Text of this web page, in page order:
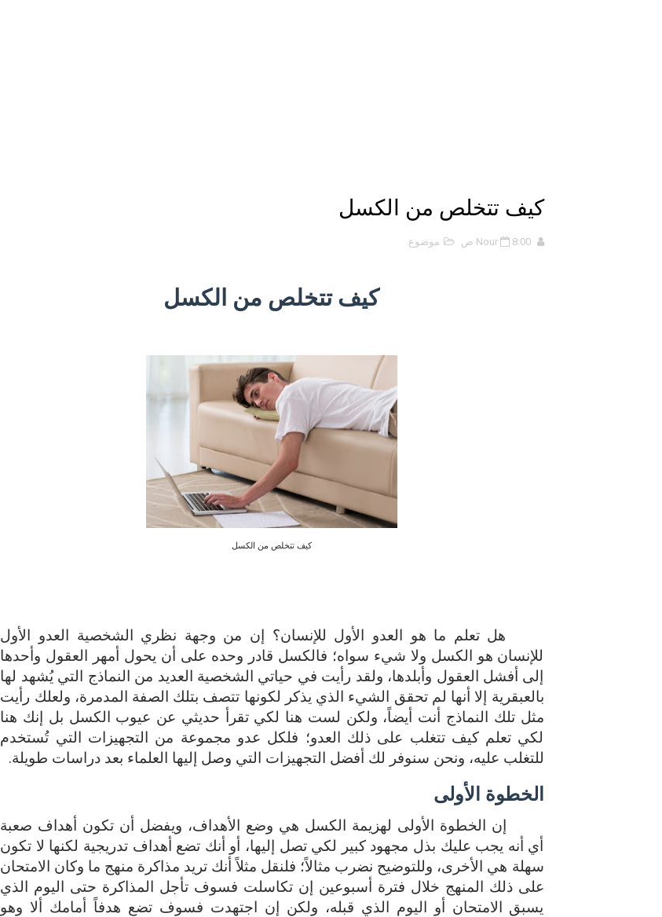
ملخص 5-4 مخلص لدرس الرابطة التساهمية - الروابط التساهمية
نبذة عن كتاب ( أربعون 40 ) - أحمد الشقيري
كيف تتخلص من الكسل
Nour 8:00 ص موضوع
كيف تتخلص من الكسل
كيف تتخلص من الكسل
هل تعلم ما هو العدو الأول للإنسان؟ إن من وجهة نظري الشخصية العدو الأول
للإنسان هو الكسل ولا شيء سواه؛ فالكسل قادر وحده على أن يحول أمهر العقول وأحدها
إلى أفشل العقول وأبلدها، ولقد رأيت في حياتي الشخصية العديد من النماذج التي يُشهد لها
بالعبقرية إلا أنها لم تحقق الشيء الذي يذكر لكونها تتصف بتلك الصفة المدمرة، ولعلك رأيت
مثل تلك النماذج أنت أيضاً، ولكن لست هنا لكي تقرأ حديثي عن عيوب الكسل بل إنك هنا
لكي تعلم كيف تتغلب على ذلك العدو؛ فلكل عدو مجموعة من التجهيزات التي تُستخدم
للتغلب عليه، ونحن سنوفر لك أفضل التجهيزات التي وصل إليها العلماء بعد دراسات طويلة.
الخطوة الأولى
إن الخطوة الأولى لهزيمة الكسل هي وضع الأهداف، ويفضل أن تكون أهداف صعبة
أي أنه يجب عليك بذل مجهود كبير لكي تصل إليها، أو أنك تضع أهداف تدريجية لكنها لا تكون
سهلة هي الأخرى، وللتوضيح نضرب مثالاً؛ فلنقل مثلاً أنك تريد مذاكرة منهج ما وكان الامتحان
على ذلك المنهج خلال فترة أسبوعين إن تكاسلت فسوف تأجل المذاكرة حتى اليوم الذي
يسبق الامتحان أو اليوم الذي قبله، ولكن إن اجتهدت فسوف تضع هدفاً أمامك ألا وهو